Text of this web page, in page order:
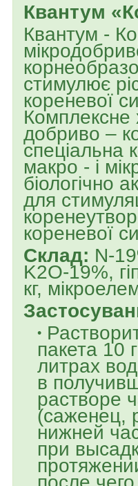
Квантум
Квантум -
стимулює
кореневої
Комплексне
добриво –
спеціальна
макро - і
біологічно
для
кореневої
Склад: N-
K2O-19%,
кг,
пакета 10
литрах
в
растворе
(саженец,
нижней
при